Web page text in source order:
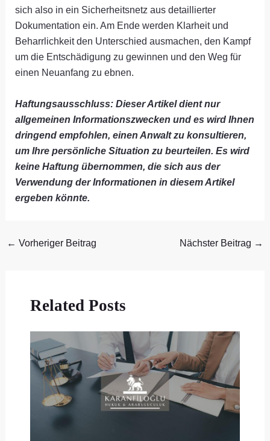
sich also in ein Sicherheitsnetz aus detaillierter
Dokumentation ein. Am Ende werden Klarheit und
Beharrlichkeit den Unterschied ausmachen, den Kampf
um die Entschädigung zu gewinnen und den Weg für
einen Neuanfang zu ebnen.
Haftungsausschluss: Dieser Artikel dient nur
allgemeinen Informationszwecken und es wird Ihnen
dringend empfohlen, einen Anwalt zu konsultieren,
um Ihre persönliche Situation zu beurteilen. Es wird
keine Haftung übernommen, die sich aus der
Verwendung der Informationen in diesem Artikel
ergeben könnte.
← Vorheriger Beitrag Nächster Beitrag →
Related Posts